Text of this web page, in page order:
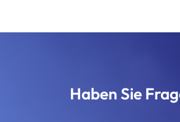
Haben Sie